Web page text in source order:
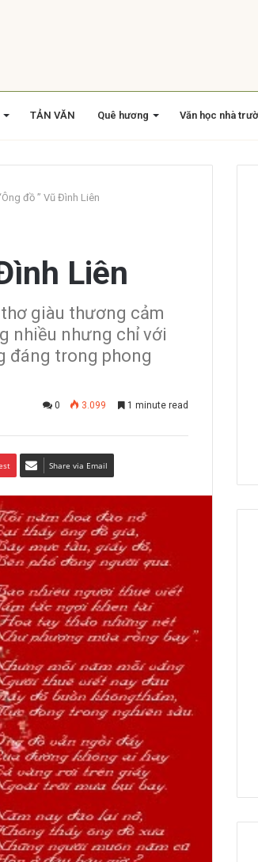
TẢN VĂN Quê hương Văn học nhà
đồ ” Vũ Đình Liên
Liên
giàu thương cảm
nhiều nhưng chỉ với
đáng trong phong
0 3.099 1 minute read
Share via Email